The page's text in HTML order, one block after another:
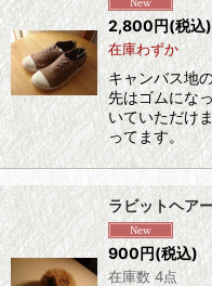
2,800円(税込)
在庫わずか
キャンバス地
先はゴムにな
いていただけ
ってます。
ラビットヘア
900円(税込)
在庫数 4点